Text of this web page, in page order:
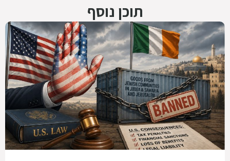
תוכן נוסף